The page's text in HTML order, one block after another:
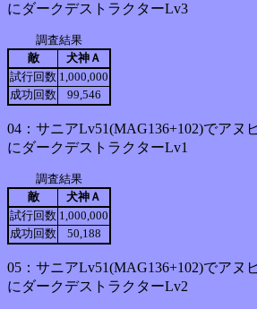
にダークデストラクターLv3
調査結果
敵
犬神Ａ
試行回数 1,000,000
成功回数
99,546
04：サニアLv51(MAG136+102)でアヌ
にダークデストラクターLv1
調査結果
敵
犬神Ａ
試行回数 1,000,000
成功回数
50,188
05：サニアLv51(MAG136+102)でアヌ
にダークデストラクターLv2